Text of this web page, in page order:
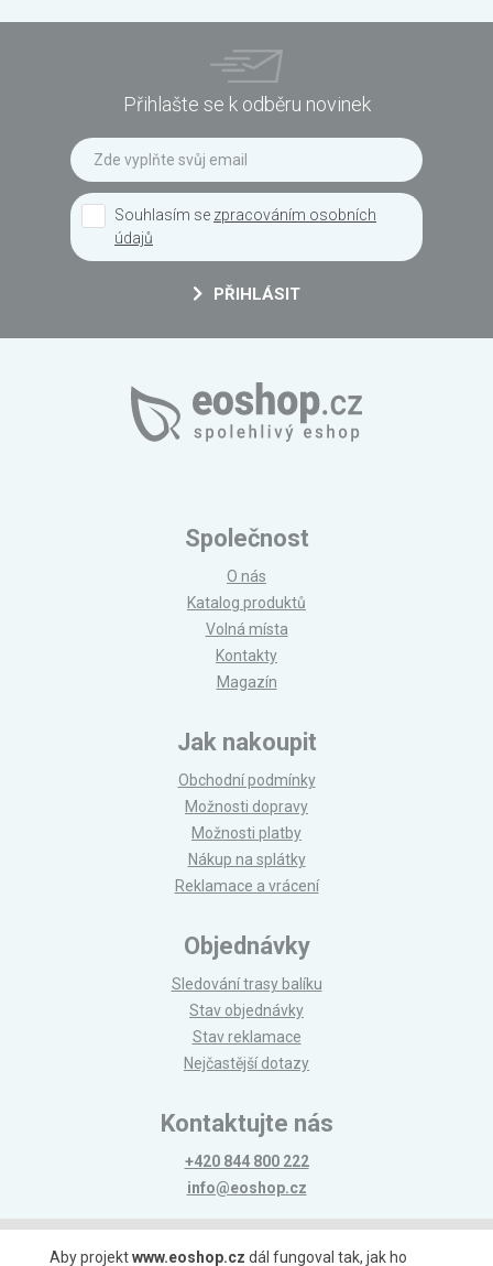
Přihlašte se k odběru novinek
Souhlasím se zpracováním osobních
údajů
PŘIHLÁSIT
Společnost
O nás
Katalog produktů
Volná místa
Kontakty
Magazín
Jak nakoupit
Obchodní podmínky
Možnosti dopravy
Možnosti platby
Nákup na splátky
Reklamace a vrácení
Objednávky
Sledování trasy balíku
Stav objednávky
Stav reklamace
Nejčastější dotazy
Kontaktujte nás
+420 844 800 222
info@eoshop.cz
Možnosti platby
Aby projektwww.eoshop.cz dál fungoval tak, jak ho